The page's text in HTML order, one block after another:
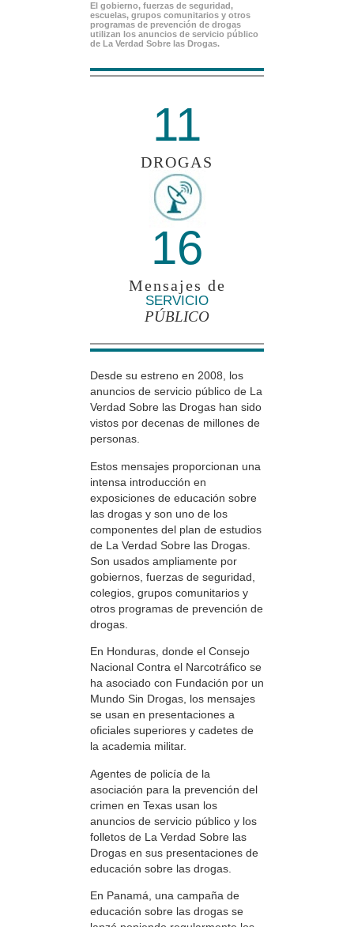
El gobierno, fuerzas de seguridad,
escuelas, grupos comunitarios y otros
programas de prevención de drogas
utilizan los anuncios de servicio público
de La Verdad Sobre las Drogas.
11
DROGAS
16
Mensajes de
SERVICIO
PÚBLICO
Desde su estreno en 2008, los
anuncios de servicio público de La
Verdad Sobre las Drogas han sido
vistos por decenas de millones de
personas.
Estos mensajes proporcionan una
intensa introducción en
exposiciones de educación sobre
las drogas y son uno de los
componentes del plan de estudios
de La Verdad Sobre las Drogas.
Son usados ampliamente por
gobiernos, fuerzas de seguridad,
colegios, grupos comunitarios y
otros programas de prevención de
drogas.
En Honduras, donde el Consejo
Nacional Contra el Narcotráfico se
ha asociado con Fundación por un
Mundo Sin Drogas, los mensajes
se usan en presentaciones a
oficiales superiores y cadetes de
la academia militar.
Agentes de policía de la
asociación para la prevención del
crimen en Texas usan los
anuncios de servicio público y los
folletos de La Verdad Sobre las
Drogas en sus presentaciones de
educación sobre las drogas.
En Panamá, una campaña de
educación sobre las drogas se